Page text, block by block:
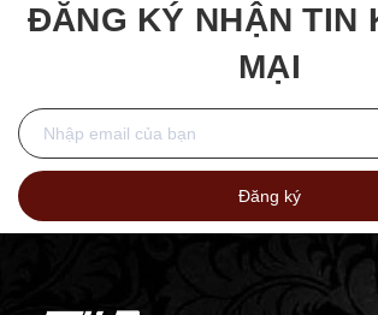
ĐĂNG KÝ NHẬN TIN
MẠI
Đăng ký